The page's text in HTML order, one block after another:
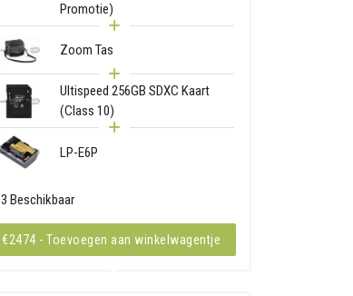
Promotie)
Zoom Tas
Ultispeed 256GB SDXC Kaart
(Class 10)
LP-E6P
3 Beschikbaar
€2474 - Toevoegen aan winkelwagentje